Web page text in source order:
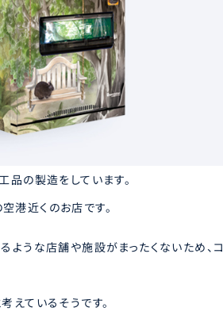
の製造をしています。
近くのお店です。
うな店舗や施設がまったくないため、コ
えているそうです。